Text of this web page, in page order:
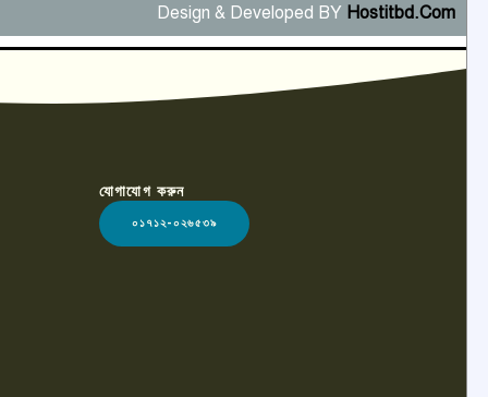
Design & Developed BY Hostitbd.Com
যোগাযোগ করুন
০১৭১২-০২৬৫৩৯